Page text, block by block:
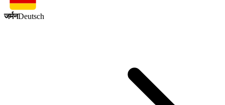
जर्मनDeutsch